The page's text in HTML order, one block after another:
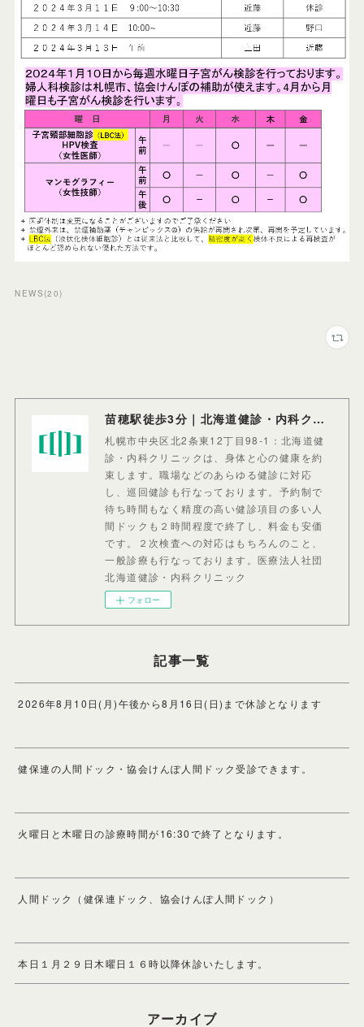
NEWS (20)
苗穂駅徒歩3分｜北海道健診・内科クリニック
札幌市中央区北2条東12丁目98-1：北海道健
診・内科クリニックは、身体と心の健康を約
束します。職場などのあらゆる健診に対応
し、巡回健診も行なっております。予約制で
待ち時間もなく精度の高い健診項目の多い人
間ドックも２時間程度で終了し、料金も安価
です。２次検査への対応はもちろんのこと、
一般診療も行なっております。医療法人社団
北海道健診・内科クリニック
フォロー
記事一覧
2026年8月10日(月)午後から8月16日(日)まで休診となります
健保連の人間ドック・協会けんぽ人間ドック受診できます。
火曜日と木曜日の診療時間が16:30で終了となります。
人間ドック（健保連ドック、協会けんぽ人間ドック）
本日１月２９日木曜日１６時以降休診いたします。
アーカイブ